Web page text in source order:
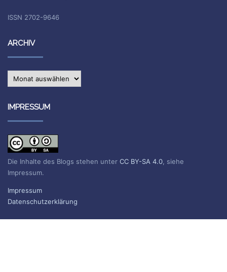
ISSN 2702-9646
ARCHIV
Archiv
IMPRESSUM
Die Inhalte des Blogs stehen unter CC BY-SA 4.0 , siehe
Impressum.
Impressum
Datenschutzerklärung